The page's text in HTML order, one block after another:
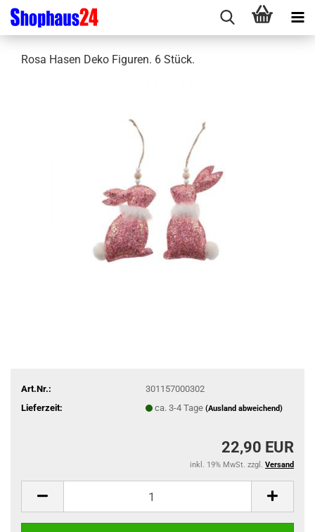
Rosa Hasen Deko Figuren. 6 Stück.
Art.Nr.:
301157000302
Lieferzeit:
ca. 3-4 Tage (Ausland abweichend)
22,90 EUR
inkl. 19% MwSt. zzgl. Versand